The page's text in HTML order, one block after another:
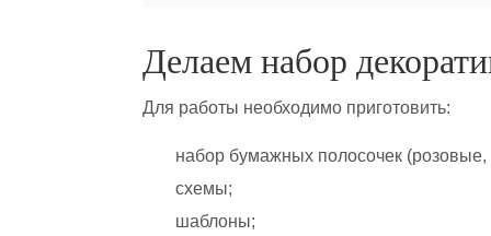
Делаем набор
Для работы необходимо приготовить:
набор бумажных полосочек
схемы;
шаблоны;